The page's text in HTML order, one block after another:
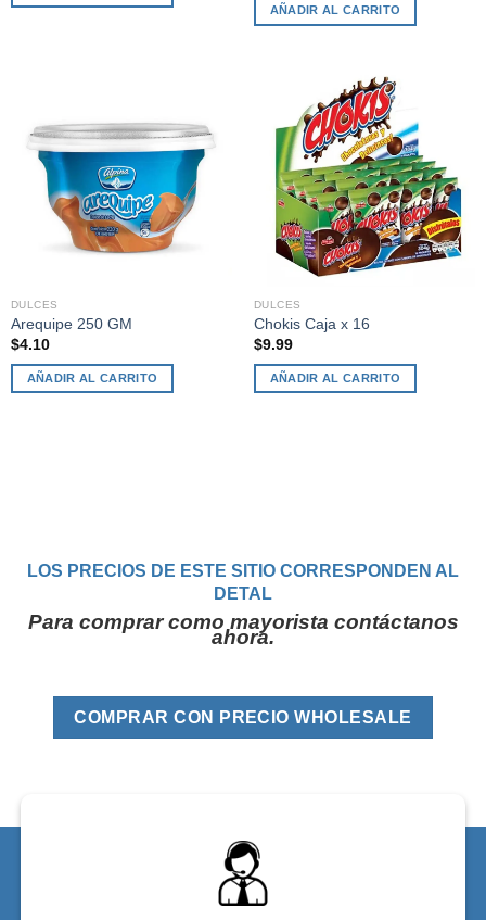
AÑADIR AL CARRITO
DULCES
Arequipe 250 GM
$4.10
AÑADIR AL CARRITO
DULCES
Chokis Caja x 16
$9.99
AÑADIR AL CARRITO
LOS PRECIOS DE ESTE SITIO CORRESPONDEN AL
DETAL
Para comprar como mayorista contáctanos
ahora.
COMPRAR CON PRECIO WHOLESALE